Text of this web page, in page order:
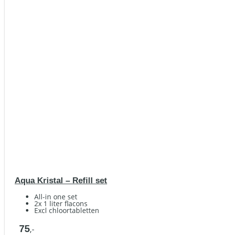
Aqua Kristal – Refill set
All-in one set
2x 1 liter flacons
Excl chloortabletten
75,-